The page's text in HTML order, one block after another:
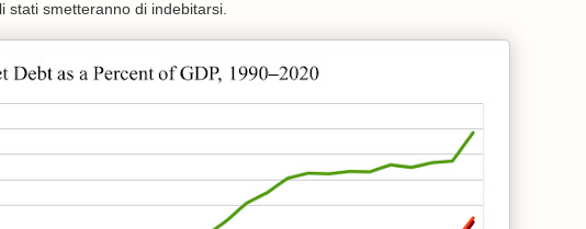
stati smetteranno di indebitarsi.